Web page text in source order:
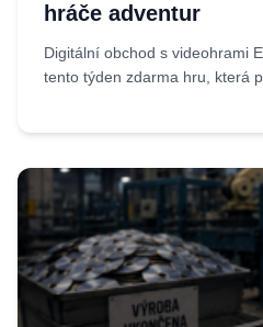
hráče adventur
Digitální obchod s videohrami
tento týden zdarma hru, která